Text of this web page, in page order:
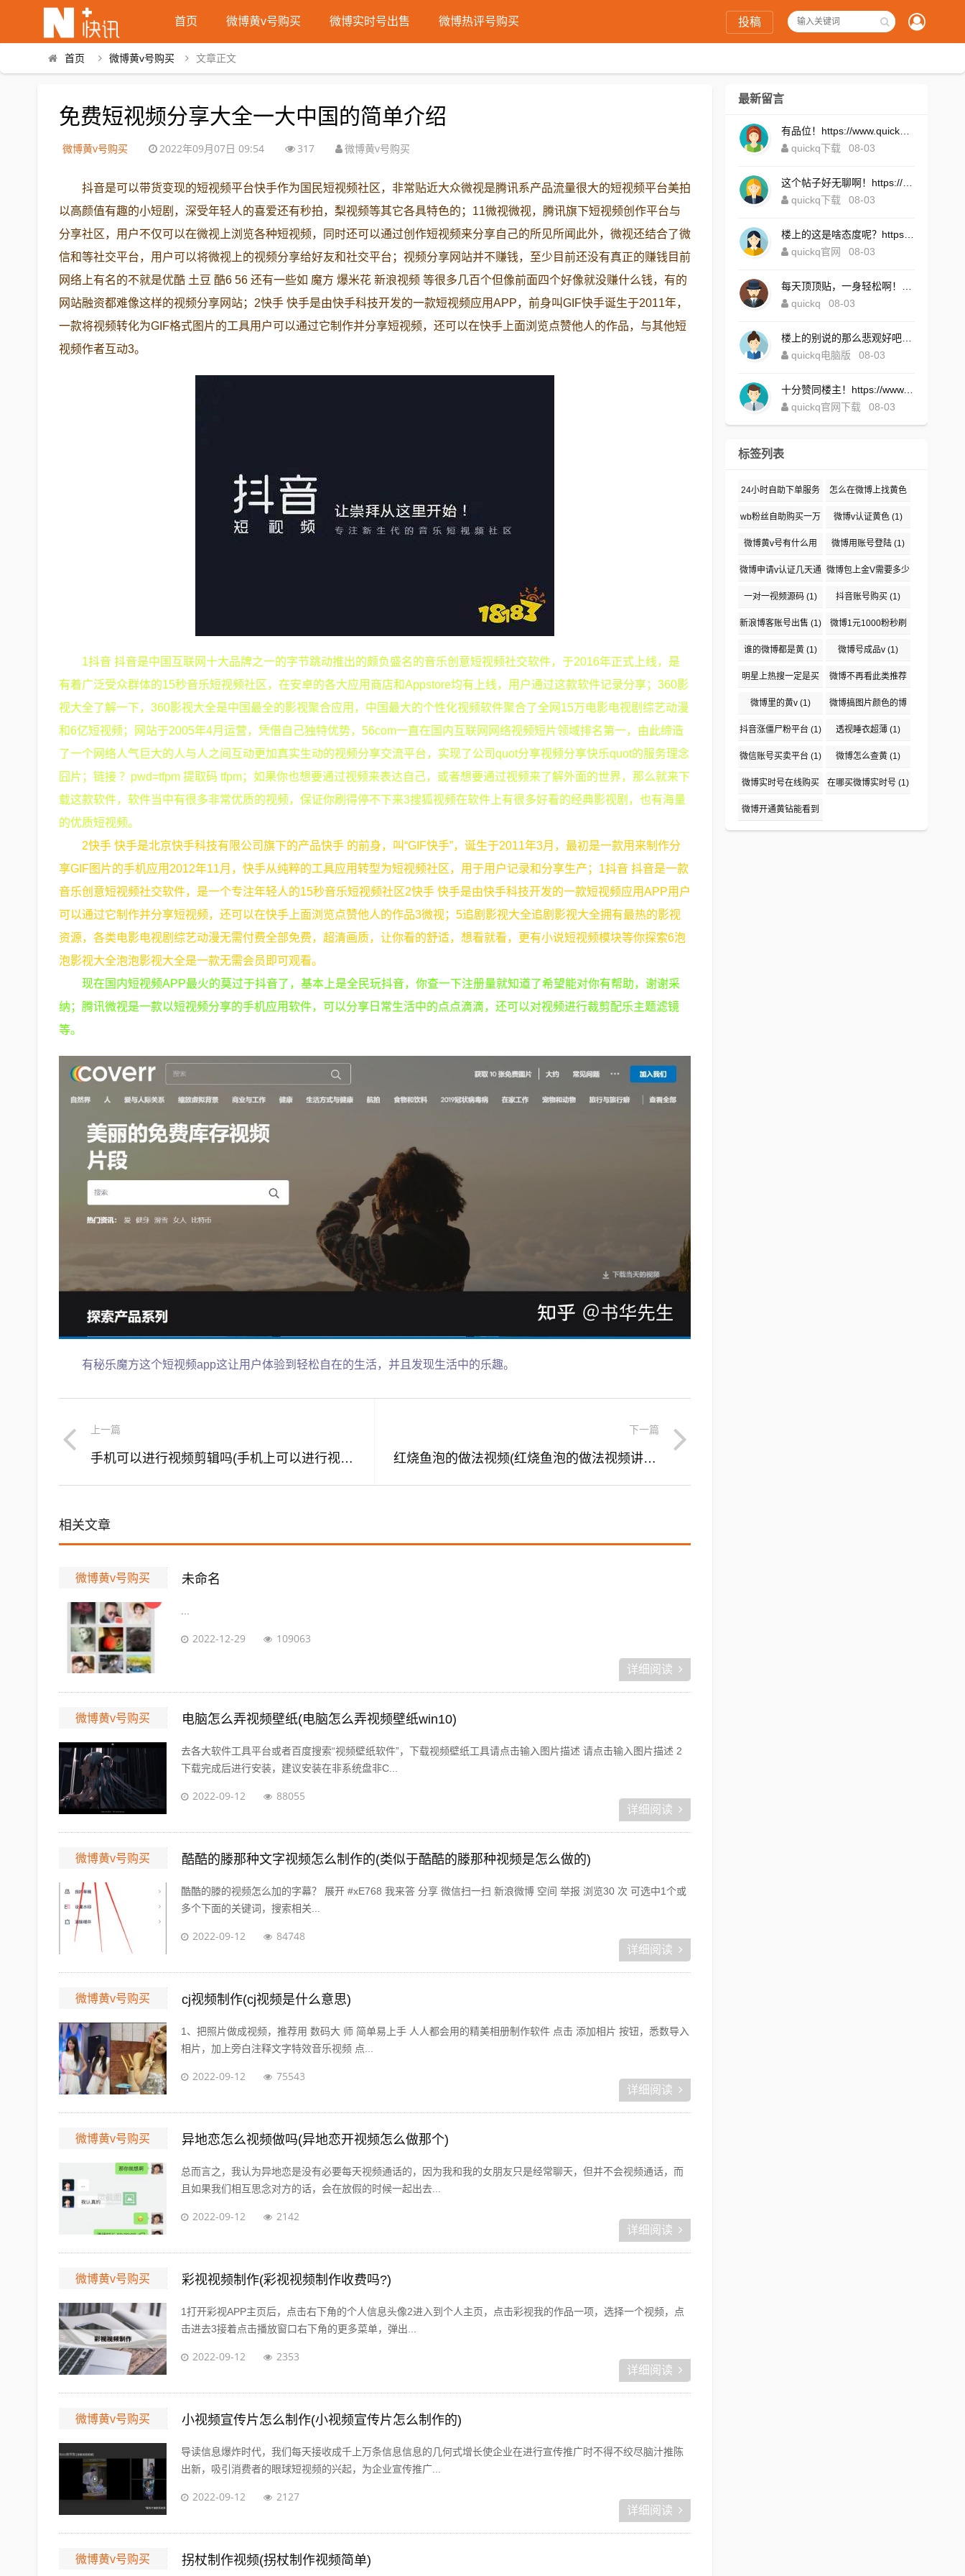
首页 微博黄v号购买 微博实时号出售 微博热评号购买 投稿
首页 微博黄v号购买 文章正文
免费短视频分享大全一大中国的简单介绍
微博黄v号购买 2022年09月07日 09:54 317 微博黄v号购买
抖音是可以带货变现的短视频平台快手作为国民短视频社区，非常贴近大众微视是腾讯系产品流量很大的短视频平台美拍
以高颜值有趣的小短剧，深受年轻人的喜爱还有秒拍，梨视频等其它各具特色的；11微视微视，腾讯旗下短视频创作平台与
分享社区，用户不仅可以在微视上浏览各种短视频，同时还可以通过创作短视频来分享自己的所见所闻此外，微视还结合了微
信和等社交平台，用户可以将微视上的视频分享给好友和社交平台；视频分享网站并不赚钱，至少目前还没有真正的赚钱目前
网络上有名的不就是优酷 土豆 酷6 56 还有一些如 魔方 爆米花 新浪视频 等很多几百个但像前面四个好像就没赚什么钱，有的
网站融资都难像这样的视频分享网站；2快手 快手是由快手科技开发的一款短视频应用APP，前身叫GIF快手诞生于2011年，
一款将视频转化为GIF格式图片的工具用户可以通过它制作并分享短视频，还可以在快手上面浏览点赞他人的作品，与其他短
视频作者互动3。
1抖音 抖音是中国互联网十大品牌之一的字节跳动推出的颇负盛名的音乐创意短视频社交软件，于2016年正式上线，是
有着广泛受众群体的15秒音乐短视频社区，在安卓的各大应用商店和Appstore均有上线，用户通过这款软件记录分享；360影
视大全了解一下，360影视大全是中国最全的影视聚合应用，中国最大的个性化视频软件聚合了全网15万电影电视剧综艺动漫
和6亿短视频；网站于2005年4月运营，凭借自己独特优势，56com一直在国内互联网网络视频短片领域排名第一，由此缔造
了一个网络人气巨大的人与人之间互动更加真实生动的视频分享交流平台，实现了公司quot分享视频分享快乐quot的服务理念
囧片；链接 ？pwd=tfpm 提取码 tfpm；如果你也想要通过视频来表达自己，或者想要通过视频来了解外面的世界，那么就来下
载这款软件，软件当中有很多非常优质的视频，保证你刷得停不下来3搜狐视频在软件上有很多好看的经典影视剧，也有海量
的优质短视频。
2快手 快手是北京快手科技有限公司旗下的产品快手 的前身，叫“GIF快手”，诞生于2011年3月，最初是一款用来制作分
享GIF图片的手机应用2012年11月，快手从纯粹的工具应用转型为短视频社区，用于用户记录和分享生产；1抖音 抖音是一款
音乐创意短视频社交软件，是一个专注年轻人的15秒音乐短视频社区2快手 快手是由快手科技开发的一款短视频应用APP用户
可以通过它制作并分享短视频，还可以在快手上面浏览点赞他人的作品3微视；5追剧影视大全追剧影视大全拥有最热的影视
资源，各类电影电视剧综艺动漫无需付费全部免费，超清画质，让你看的舒适，想看就看，更有小说短视频模块等你探索6泡
泡影视大全泡泡影视大全是一款无需会员即可观看。
现在国内短视频APP最火的莫过于抖音了，基本上是全民玩抖音，你查一下注册量就知道了希望能对你有帮助，谢谢采
纳；腾讯微视是一款以短视频分享的手机应用软件，可以分享日常生活中的点点滴滴，还可以对视频进行裁剪配乐主题滤镜
等。
有秘乐魔方这个短视频app这让用户体验到轻松自在的生活，并且发现生活中的乐趣。
上一篇
手机可以进行视频剪辑吗(手机上可以进行视频剪辑吗)
下一篇
红烧鱼泡的做法视频(红烧鱼泡的做法视频讲解)
相关文章
微博黄v号购买 未命名
...
2022-12-29 109063
详细阅读
微博黄v号购买 电脑怎么弄视频壁纸(电脑怎么弄视频壁纸win10)
去各大软件工具平台或者百度搜索“视频壁纸软件”，下载视频壁纸工具请点击输入图片描述 请点击输入图片描述 2
下载完成后进行安装，建议安装在非系统盘非C...
2022-09-12 88055
详细阅读
微博黄v号购买 酷酷的滕那种文字视频怎么制作的(类似于酷酷的滕那种视频是怎么做的)
酷酷的滕的视频怎么加的字幕？ 展开 #xE768 我来答 分享 微信扫一扫 新浪微博 空间 举报 浏览30 次 可选中1个或
多个下面的关键词，搜索相关...
2022-09-12 84748
详细阅读
微博黄v号购买 cj视频制作(cj视频是什么意思)
1、把照片做成视频，推荐用 数码大 师 简单易上手 人人都会用的精美相册制作软件 点击 添加相片 按钮，悉数导入
相片，加上旁白注释文字特效音乐视频 点...
2022-09-12 75543
详细阅读
微博黄v号购买 异地恋怎么视频做吗(异地恋开视频怎么做那个)
总而言之，我认为异地恋是没有必要每天视频通话的，因为我和我的女朋友只是经常聊天，但并不会视频通话，而
且如果我们相互思念对方的话，会在放假的时候一起出去...
2022-09-12 2142
详细阅读
微博黄v号购买 彩视视频制作(彩视视频制作收费吗?)
1打开彩视APP主页后，点击右下角的个人信息头像2进入到个人主页，点击彩视我的作品一项，选择一个视频，点
击进去3接着点击播放窗口右下角的更多菜单，弹出...
2022-09-12 2353
详细阅读
微博黄v号购买 小视频宣传片怎么制作(小视频宣传片怎么制作的)
导读信息爆炸时代，我们每天接收成千上万条信息信息的几何式增长使企业在进行宣传推广时不得不绞尽脑汁推陈
出新，吸引消费者的眼球短视频的兴起，为企业宣传推广...
2022-09-12 2127
详细阅读
微博黄v号购买 拐杖制作视频(拐杖制作视频简单)
最新留言
quickq下载
08-03
quickq下载
08-03
quickq官网
08-03
quickq
08-03
quickq电脑版
08-03
十分赞同楼主！https://www.quickqxi.com/
quickq官网下载
08-03
标签列表
24小时自助下单服务
(1)
怎么在微博上找黄色
(1)
wb粉丝自助购买一万
(1)
微博v认证黄色 (1)
微博黄v号有什么用
(1)
微博用账号登陆 (1)
微博申请v认证几天通
过(1)
微博包上金V需要多少
钱(1)
一对一视频源码 (1) 抖音账号购买 (1)
新浪博客账号出售 (1) 微博1元1000粉秒刷
(1)
谁的微博都是黄 (1) 微博号成品v (1)
明星上热搜一定是买
吗(1)
微博不再看此类推荐
(1)
微博里的黄v (1) 微博搞图片颜色的博
主盘点(1)
抖音涨僵尸粉平台 (1) 透视睡衣超薄 (1)
微信账号买卖平台 (1) 微博怎么查黄 (1)
微博实时号在线购买
平台(1)
在哪买微博实时号 (1)
微博开通黄钻能看到
说访问了吗(1)